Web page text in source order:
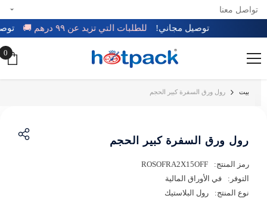
تخطي إلى المحتوى
تواصل معنا
توصيل مجاني! للطلبات التي تزيد عن ٩٩ درهم 🚚
0
0
بيت رول ورق السفرة كبير الحجم
رول ورق السفرة كبير الحجم
رمز المنتج:
ROSOFRA2X15OFF
التوفر:
في الأوراق المالية
نوع المنتج:
رول البلاستيك